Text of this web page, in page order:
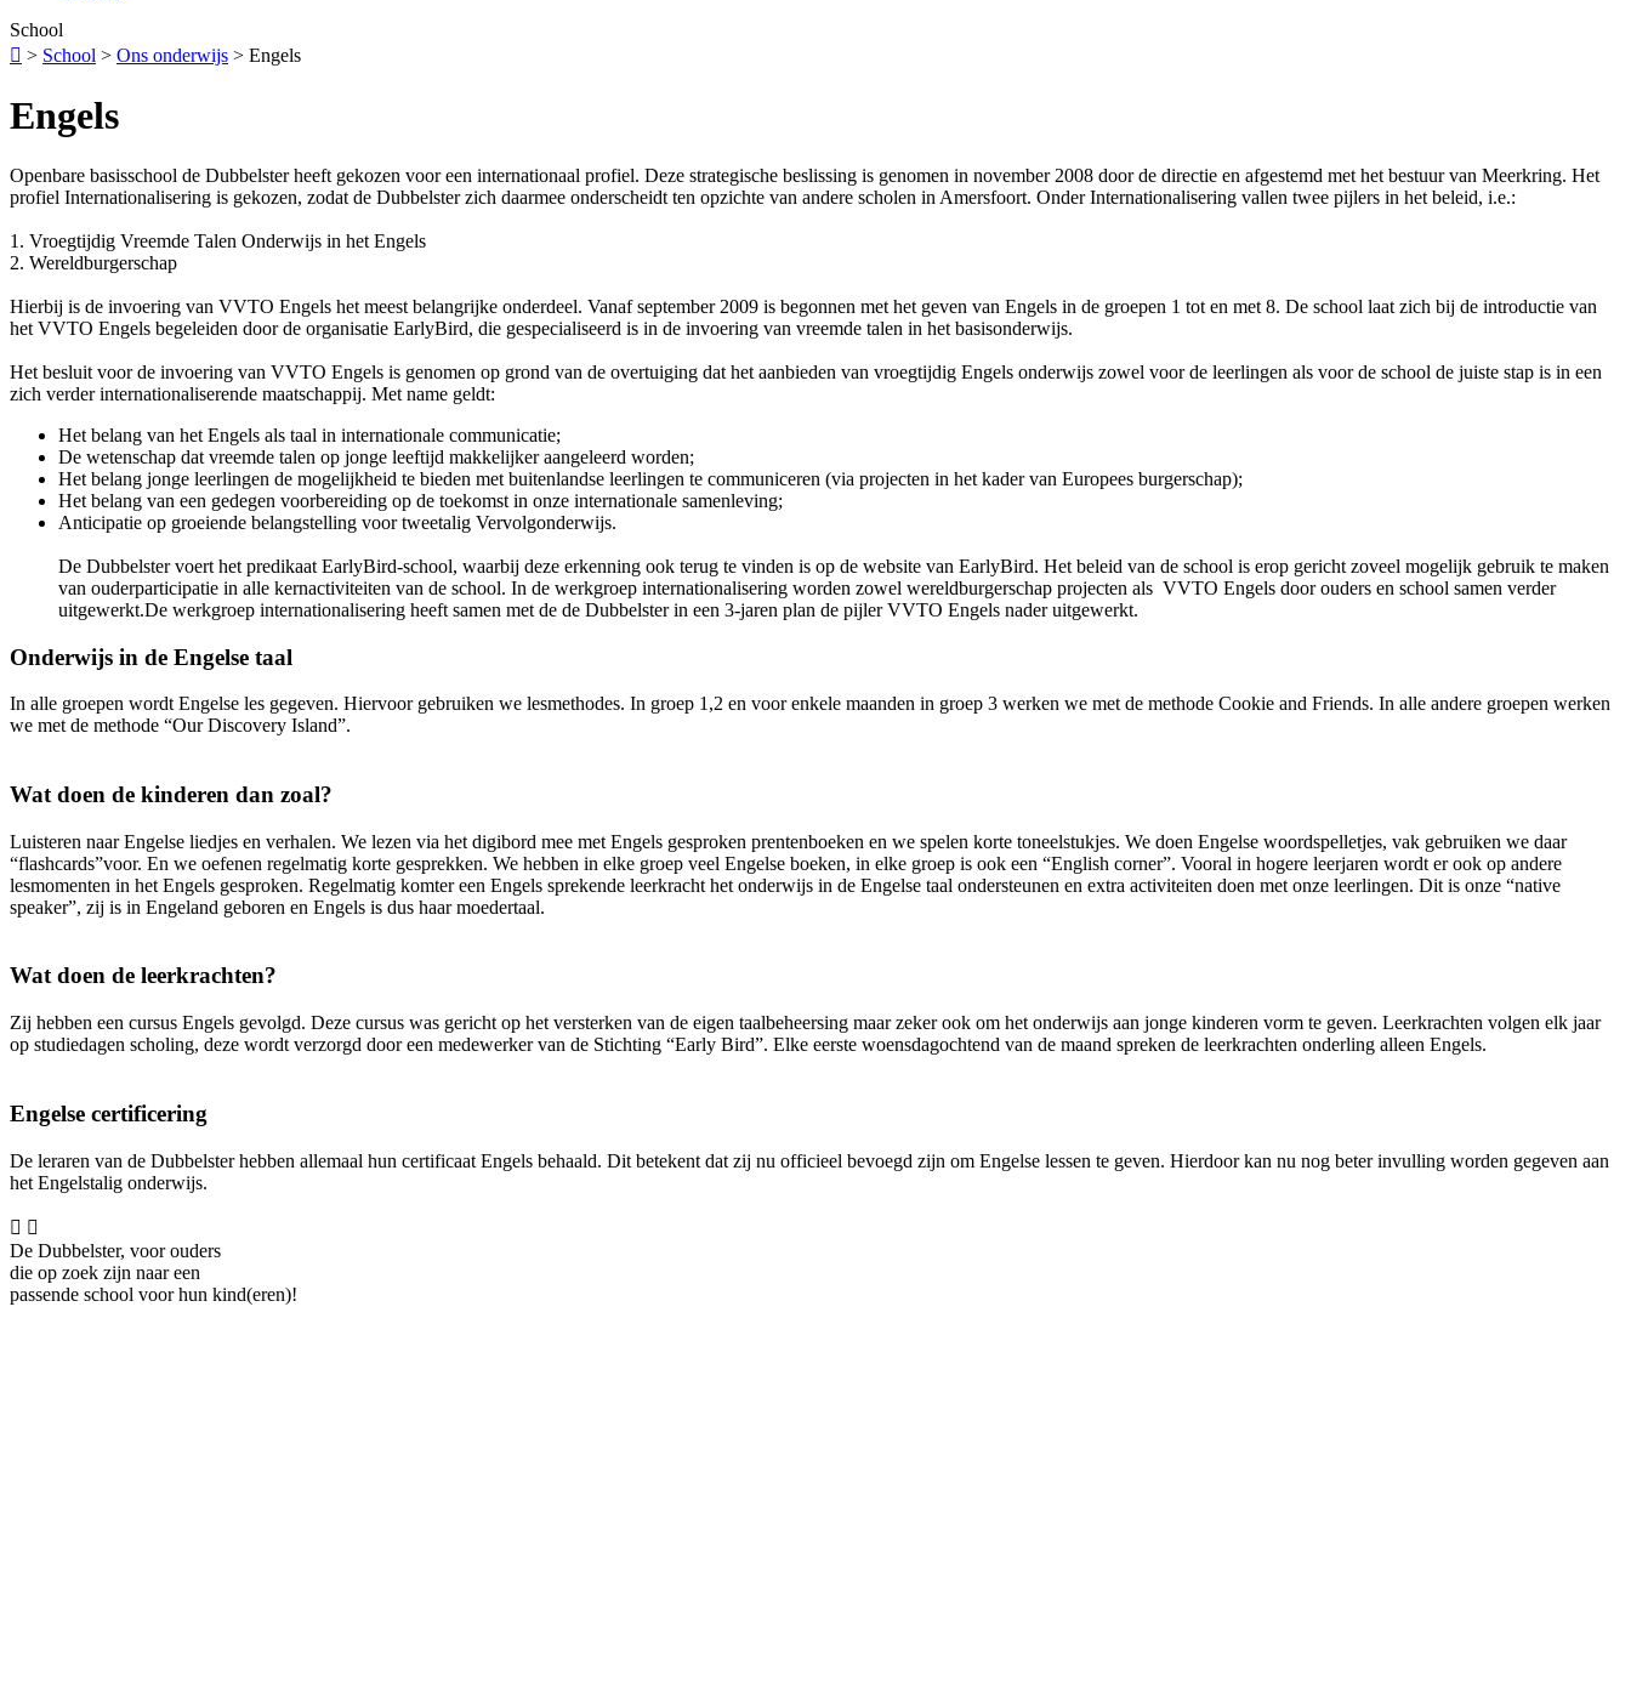
School
 > School > Ons onderwijs > Engels
Engels
Openbare basisschool de Dubbelster heeft gekozen voor een internationaal profiel. Deze strategische beslissing is genomen in november 2008 door de directie en afgestemd met het bestuur van Meerkring. Het
profiel Internationalisering is gekozen, zodat de Dubbelster zich daarmee onderscheidt ten opzichte van andere scholen in Amersfoort. Onder Internationalisering vallen twee pijlers in het beleid, i.e.:
1. Vroegtijdig Vreemde Talen Onderwijs in het Engels
2. Wereldburgerschap
Hierbij is de invoering van VVTO Engels het meest belangrijke onderdeel. Vanaf september 2009 is begonnen met het geven van Engels in de groepen 1 tot en met 8. De school laat zich bij de introductie van
het VVTO Engels begeleiden door de organisatie EarlyBird, die gespecialiseerd is in de invoering van vreemde talen in het basisonderwijs.
Het besluit voor de invoering van VVTO Engels is genomen op grond van de overtuiging dat het aanbieden van vroegtijdig Engels onderwijs zowel voor de leerlingen als voor de school de juiste stap is in een
zich verder internationaliserende maatschappij. Met name geldt:
Het belang van het Engels als taal in internationale communicatie;
De wetenschap dat vreemde talen op jonge leeftijd makkelijker aangeleerd worden;
Het belang jonge leerlingen de mogelijkheid te bieden met buitenlandse leerlingen te communiceren (via projecten in het kader van Europees burgerschap);
Het belang van een gedegen voorbereiding op de toekomst in onze internationale samenleving;
Anticipatie op groeiende belangstelling voor tweetalig Vervolgonderwijs.
De Dubbelster voert het predikaat EarlyBird-school, waarbij deze erkenning ook terug te vinden is op de website van EarlyBird. Het beleid van de school is erop gericht zoveel mogelijk gebruik te maken
van ouderparticipatie in alle kernactiviteiten van de school. In de werkgroep internationalisering worden zowel wereldburgerschap projecten als VVTO Engels door ouders en school samen verder
uitgewerkt.De werkgroep internationalisering heeft samen met de de Dubbelster in een 3-jaren plan de pijler VVTO Engels nader uitgewerkt.
Onderwijs in de Engelse taal
In alle groepen wordt Engelse les gegeven. Hiervoor gebruiken we lesmethodes. In groep 1,2 en voor enkele maanden in groep 3 werken we met de methode Cookie and Friends. In alle andere groepen werken
we met de methode “Our Discovery Island”.
Wat doen de kinderen dan zoal?
Luisteren naar Engelse liedjes en verhalen. We lezen via het digibord mee met Engels gesproken prentenboeken en we spelen korte toneelstukjes. We doen Engelse woordspelletjes, vak gebruiken we daar
“flashcards”voor. En we oefenen regelmatig korte gesprekken. We hebben in elke groep veel Engelse boeken, in elke groep is ook een “English corner”. Vooral in hogere leerjaren wordt er ook op andere
lesmomenten in het Engels gesproken. Regelmatig komter een Engels sprekende leerkracht het onderwijs in de Engelse taal ondersteunen en extra activiteiten doen met onze leerlingen. Dit is onze “native
speaker”, zij is in Engeland geboren en Engels is dus haar moedertaal.
Wat doen de leerkrachten?
Zij hebben een cursus Engels gevolgd. Deze cursus was gericht op het versterken van de eigen taalbeheersing maar zeker ook om het onderwijs aan jonge kinderen vorm te geven. Leerkrachten volgen elk jaar
op studiedagen scholing, deze wordt verzorgd door een medewerker van de Stichting “Early Bird”. Elke eerste woensdagochtend van de maand spreken de leerkrachten onderling alleen Engels.
Engelse certificering
De leraren van de Dubbelster hebben allemaal hun certificaat Engels behaald. Dit betekent dat zij nu officieel bevoegd zijn om Engelse lessen te geven. Hierdoor kan nu nog beter invulling worden gegeven aan
het Engelstalig onderwijs.
 
De Dubbelster, voor ouders
die op zoek zijn naar een
passende school voor hun kind(eren)!